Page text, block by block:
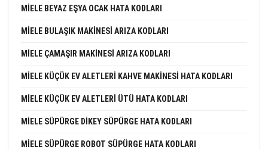
MIELE BEYAZ EŞYA OCAK HATA KODLARI
MIELE BULAŞIK MAKINESI ARIZA KODLARI
MIELE ÇAMAŞIR MAKINESI ARIZA KODLARI
MIELE KÜÇÜK EV ALETLERI KAHVE MAKINESI HATA KODLARI
MIELE KÜÇÜK EV ALETLERI ÜTÜ HATA KODLARI
MIELE SÜPÜRGE DIKEY SÜPÜRGE HATA KODLARI
MIELE SÜPÜRGE ROBOT SÜPÜRGE HATA KODLARI